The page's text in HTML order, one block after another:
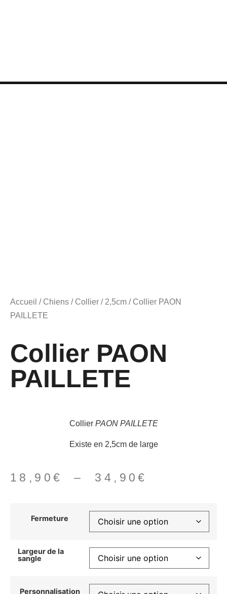
Accueil / Chiens / Collier / 2,5cm / Collier PAON
PAILLETE
Collier PAON
PAILLETE
Collier PAON PAILLETE
Existe en 2,5cm de large
18,90 € – 34,90€
Fermeture
Largeur de la
sangle
Personnalisation